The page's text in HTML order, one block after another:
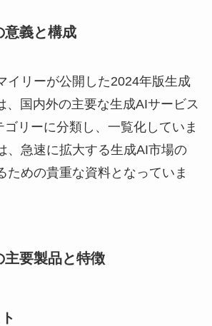
意義と構成
イリーが公開した2024年版生成
、国内外の主要な生成AIサービス
リーに分類し、一覧化していま
、急速に拡大する生成AI市場の
ための貴重な資料となっていま
主要製品と特徴